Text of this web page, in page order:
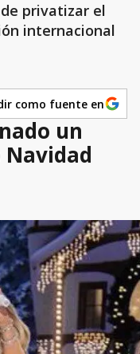
privatizar el
internacional
como fuente en
un